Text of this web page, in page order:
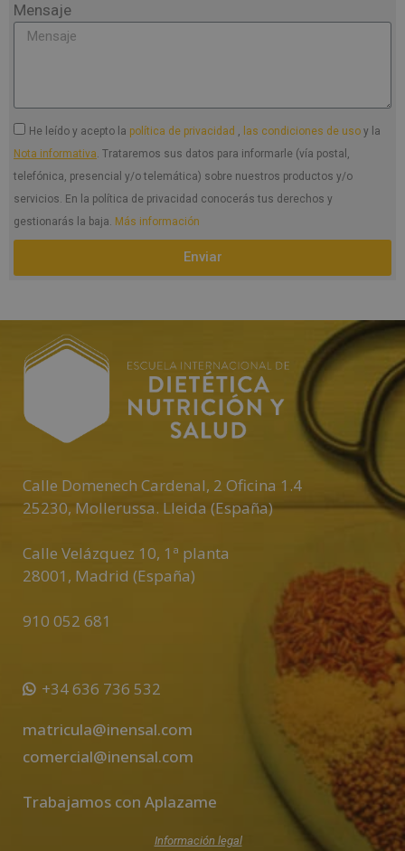
Mensaje
He leído y acepto la política de privacidad , las condiciones de uso y la
Nota informativa. Trataremos sus datos para informarle (vía postal,
telefónica, presencial y/o telemática) sobre nuestros productos y/o
servicios. En la política de privacidad conocerás tus derechos y
gestionarás la baja. Más información
Enviar
Calle Domenech Cardenal, 2 Oficina 1.4
25230, Mollerussa. Lleida (España)
Calle Velázquez 10, 1ª planta
28001 , Madrid (España)
910 052 681
+34 636 736 532
matricula@inensal.com
comercial@inensal.com
Trabajamos con Aplazame
Información legal